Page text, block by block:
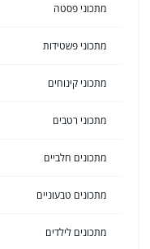
מתכוני פסטה
מתכוני פשטידות
מתכוני קינוחים
מתכוני רטבים
מתכונים חלביים
מתכונים טבעוניים
מתכונים לילדים